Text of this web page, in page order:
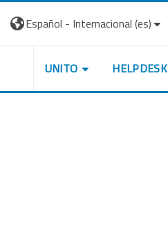
Español - Internacional ‎(es)‎
UNITO HELPDESK